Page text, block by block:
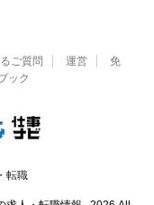
ご質問 運営
免
ック
転職